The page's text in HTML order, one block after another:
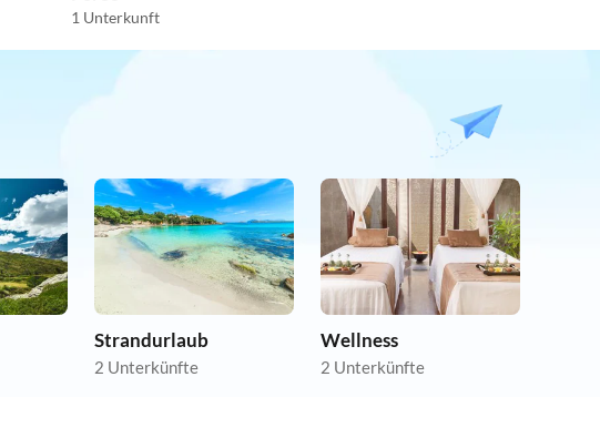
1 Unterkunft
Strandurlaub
2 Unterkünfte
Wellness
2 Unterkünfte